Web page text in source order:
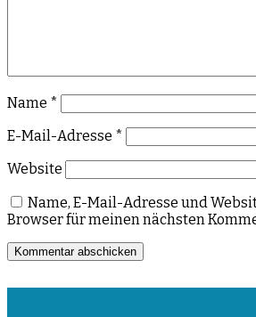
Name *
E-Mail-Adresse *
Website
Name, E-Mail-Adresse und
Browser für meinen nächsten